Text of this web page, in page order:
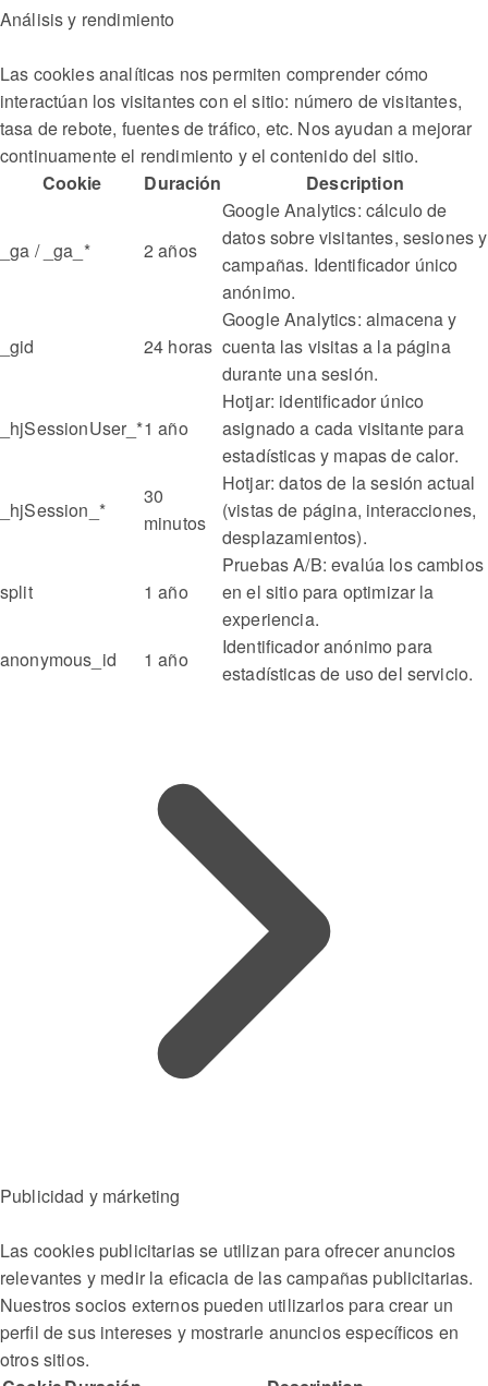
Análisis y rendimiento
Las cookies analíticas nos permiten comprender cómo
interactúan los visitantes con el sitio: número de visitantes,
tasa de rebote, fuentes de tráfico, etc. Nos ayudan a mejorar
continuamente el rendimiento y el contenido del sitio.
Cookie
Duración Description
_ga / _ga_* 2 años
Google Analytics: cálculo de
datos sobre visitantes, sesiones y
campañas. Identificador único
anónimo.
_gid 24 horas
Google Analytics: almacena y
cuenta las visitas a la página
durante una sesión.
_hjSessionUser_*1 año
Hotjar: identificador único
asignado a cada visitante para
estadísticas y mapas de calor.
_hjSession_*
30
minutos
Hotjar: datos de la sesión actual
(vistas de página, interacciones,
desplazamientos).
split 1 año
Pruebas A/B: evalúa los cambios
en el sitio para optimizar la
experiencia.
anonymous_id
1 año
Identificador anónimo para
estadísticas de uso del servicio.
Publicidad y márketing
Las cookies publicitarias se utilizan para ofrecer anuncios
relevantes y medir la eficacia de las campañas publicitarias.
Nuestros socios externos pueden utilizarlos para crear un
perfil de sus intereses y mostrarle anuncios específicos en
otros sitios.